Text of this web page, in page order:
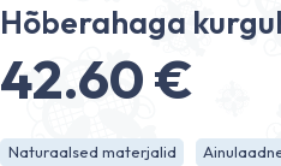
Hõberahaga
42.60€
Naturaalsed materjalid